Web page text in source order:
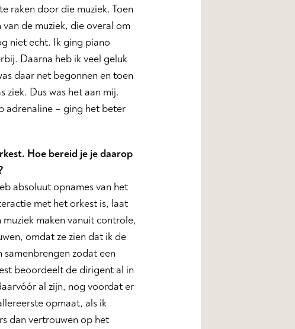
raken door die muziek. Toen
de muziek, die overal om
niet echt. Ik ging piano
Daarna heb ik veel geluk
daar net begonnen en toen
ziek. Dus was het aan mij.
adrenaline – ging het beter
Hoe bereid je je daarop
absoluut opnames van het
met het orkest is, laat
maken vanuit controle,
omdat ze zien dat ik de
zodat een
beoordeelt de dirigent al in
al zijn, nog voordat er
opmaat, als ik
dan vertrouwen op het